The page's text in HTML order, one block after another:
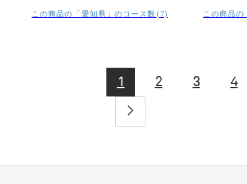
この商品の「愛知県」のコース数(7) この商品
1 2 3 4